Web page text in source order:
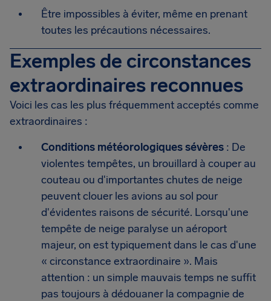
Être impossibles à éviter, même en prenant
toutes les précautions nécessaires.
Exemples de circonstances
extraordinaires reconnues
Voici les cas les plus fréquemment acceptés comme
extraordinaires :
Conditions météorologiques sévères : De
violentes tempêtes, un brouillard à couper au
couteau ou d'importantes chutes de neige
peuvent clouer les avions au sol pour
d'évidentes raisons de sécurité. Lorsqu'une
tempête de neige paralyse un aéroport
majeur, on est typiquement dans le cas d'une
« circonstance extraordinaire ». Mais
attention : un simple mauvais temps ne suffit
pas toujours à dédouaner la compagnie de